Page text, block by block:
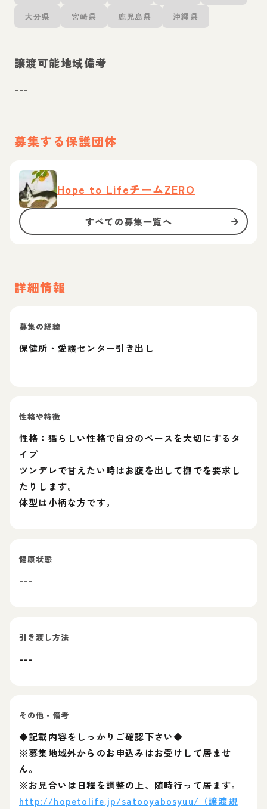
大分県 宮崎県 鹿児島県 沖縄県
譲渡可能地域備考
---
募集する保護団体
Hope to LifeチームZERO
すべての募集一覧へ
詳細情報
募集の経緯
保健所・愛護センター引き出し
性格や特徴
性格：猫らしい性格で自分のペースを大切にするタ
イプ
ツンデレで甘えたい時はお腹を出して撫でを要求し
たりします。
体型は小柄な方です。
健康状態
---
引き渡し方法
---
その他・備考
◆記載内容をしっかりご確認下さい◆
※募集地域外からのお申込みはお受けして居ませ
ん。
※お見合いは日程を調整の上、随時行って居ます。
http://hopetolife.jp/satooyabosyuu/（譲渡規